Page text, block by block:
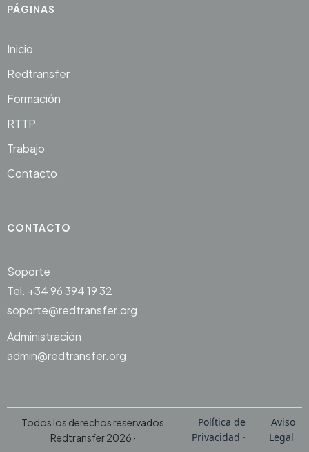
PÁGINAS
Inicio
Redtransfer
Formación
RTTP
Trabajo
Contacto
CONTACTO
Soporte
Tel. +34 96 394 19 32
soporte@redtransfer.org
Administración
admin@redtransfer.org
Todos los derechos reservados
Redtransfer 2026 ·
Política de
Privacidad ·
Aviso
Legal